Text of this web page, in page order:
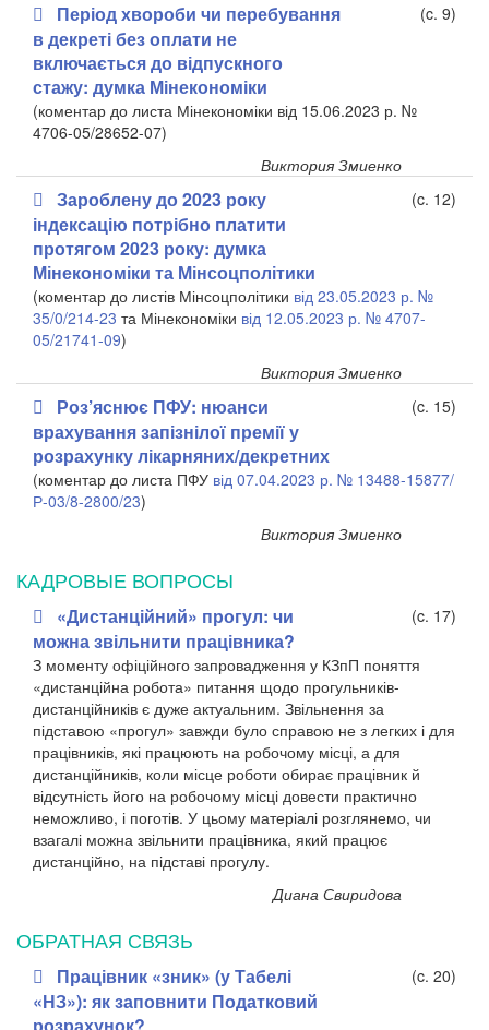
Період хвороби чи перебування
в декреті без оплати не
включається до відпускного
стажу: думка Мінекономіки
(c. 9)
(коментар до листа Мінекономіки від 15.06.2023 р. №
4706-05/28652-07)
Виктория Змиенко
Зароблену до 2023 року
індексацію потрібно платити
протягом 2023 року: думка
Мінекономіки та Мінсоцполітики
(c. 12)
(коментар до листів Мінсоцполітики від 23.05.2023 р. №
35/0/214-23 та Мінекономіки від 12.05.2023 р. № 4707-
05/21741-09)
Виктория Змиенко
Роз’яснює ПФУ: нюанси
врахування запізнілої премії у
розрахунку лікарняних/декретних
(c. 15)
(коментар до листа ПФУ від 07.04.2023 р. № 13488-15877/
Р-03/8-2800/23)
Виктория Змиенко
КАДРОВЫЕ ВОПРОСЫ
«Дистанційний» прогул: чи
можна звільнити працівника?
(c. 17)
З моменту офіційного запровадження у КЗпП поняття
«дистанційна робота» питання щодо прогульників-
дистанційників є дуже актуальним. Звільнення за
підставою «прогул» завжди було справою не з легких і для
працівників, які працюють на робочому місці, а для
дистанційників, коли місце роботи обирає працівник й
відсутність його на робочому місці довести практично
неможливо, і поготів. У цьому матеріалі розглянемо, чи
взагалі можна звільнити працівника, який працює
дистанційно, на підставі прогулу.
Диана Свиридова
ОБРАТНАЯ СВЯЗЬ
Працівник «зник» (у Табелі
«НЗ»): як заповнити Податковий
(c. 20)